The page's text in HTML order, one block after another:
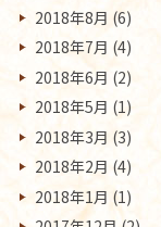
2018年8月 (6)
2018年7月 (4)
2018年6月 (2)
2018年5月 (1)
2018年3月 (3)
2018年2月 (4)
2018年1月 (1)